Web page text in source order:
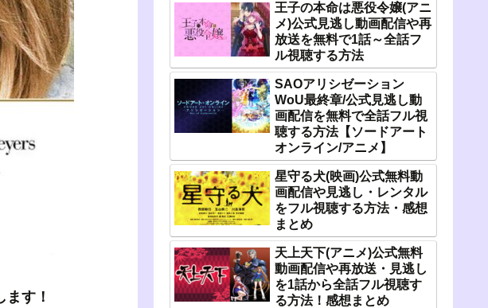
す！
王子の本命は悪役令嬢(アニ
メ)公式見逃し動画配信や再
放送を無料で1話～全話フ
ル視聴する方法
SAOアリシゼーション
WoU最終章/公式見逃し動
画配信を無料で全話フル視
聴する方法【ソードアート
オンライン/アニメ】
星守る犬(映画)公式無料動
画配信や見逃し・レンタル
をフル視聴する方法・感想
まとめ
天上天下(アニメ)公式無料
動画配信や再放送・見逃し
を1話から全話フル視聴す
る方法！感想まとめ